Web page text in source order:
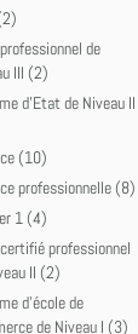
de
III (2)
d'Etat de Niveau II
(10)
professionnelle (8)
1 (4)
professionnel
II (2)
d'école de
de Niveau I (3)